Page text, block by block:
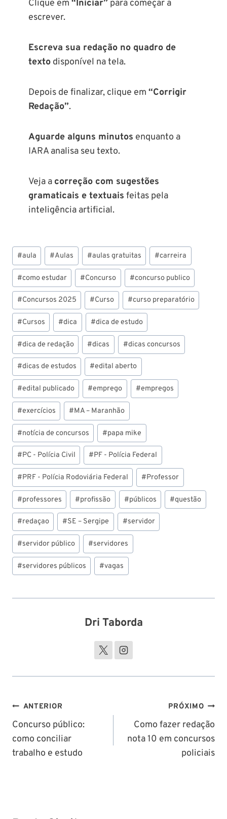
Clique em “Iniciar” para começar a
escrever.
Escreva sua redação no quadro de
texto disponível na tela.
Depois de finalizar, clique em “Corrigir
Redação”.
Aguarde alguns minutos enquanto a
IARA analisa seu texto.
Veja a correção com sugestões
gramaticais e textuais feitas pela
inteligência artificial.
Tags
do
Post:
#aula #Aulas #aulas gratuitas #carreira
#como estudar #Concurso #concurso publico
#Concursos 2025 #Curso #curso preparatório
#Cursos #dica #dica de estudo
#dica de redação #dicas #dicas concursos
#dicas de estudos #edital aberto
#edital publicado #emprego #empregos
#exercícios #MA – Maranhão
#notícia de concursos #papa mike
#PC - Polícia Civil #PF - Polícia Federal
#PRF - Polícia Rodoviária Federal #Professor
#professores #profissão #públicos #questão
#redaçao #SE – Sergipe #servidor
#servidor público #servidores
#servidores públicos #vagas
Dri Taborda
Navegação
de
Post
ANTERIOR
Concurso público:
como conciliar
trabalho e estudo
PRÓXIMO
Como fazer redação
nota 10 em concursos
policiais